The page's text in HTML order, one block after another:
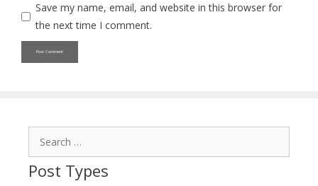
Save my name, email, and website in this browser for
the next time I comment.
Post Types